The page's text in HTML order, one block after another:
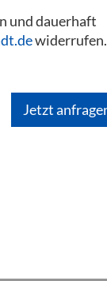
und dauerhaft
widerrufen.